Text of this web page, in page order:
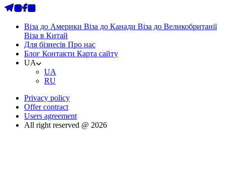
Віза до Америки Віза до Канади Віза до Великобританії
Віза в Китай
Для бізнесів Про нас
Блог Контакти Карта сайту
UA
UA
RU
Privacy policy
Offer contract
Users agreement
All right reserved @ 2026